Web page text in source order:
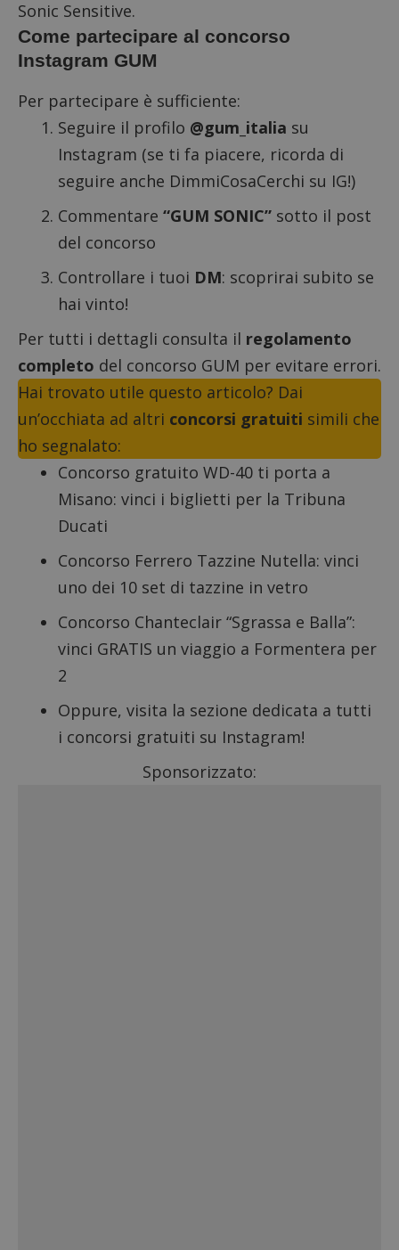
Sonic Sensitive.
Come partecipare al concorso
Instagram GUM
Per partecipare è sufficiente:
Seguire il profilo @gum_italia su
Instagram (se ti fa piacere, ricorda di
seguire anche DimmiCosaCerchi su IG!)
Commentare “GUM SONIC” sotto il post
del concorso
Controllare i tuoi DM: scoprirai subito se
hai vinto!
Per tutti i dettagli consulta il regolamento
completo del concorso GUM per evitare errori.
Hai trovato utile questo articolo? Dai
un’occhiata ad altri concorsi gratuiti simili che
ho segnalato:
Concorso gratuito WD-40 ti porta a
Misano: vinci i biglietti per la Tribuna
Ducati
Concorso Ferrero Tazzine Nutella: vinci
uno dei 10 set di tazzine in vetro
Concorso Chanteclair “Sgrassa e Balla”:
vinci GRATIS un viaggio a Formentera per
2
Oppure, visita la sezione dedicata a tutti
i concorsi gratuiti su Instagram!
Sponsorizzato: